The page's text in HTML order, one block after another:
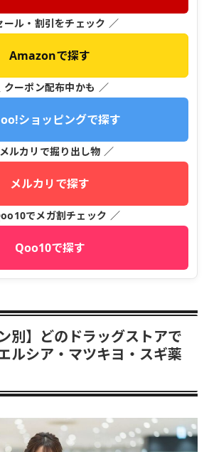
ール・割引をチェック ／
Amazonで探す
クーポン配布中かも ／
ショッピングで探す
ルカリで掘り出し物 ／
メルカリで探す
でメガ割チェック ／
Qoo10で探す
別】どのドラッグストアで
ルシア・マツキヨ・スギ薬